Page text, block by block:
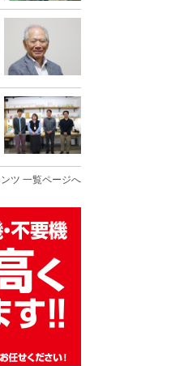
ツ 一覧ページへ